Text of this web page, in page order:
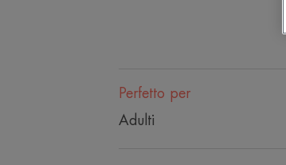
Perfetto per
Adulti